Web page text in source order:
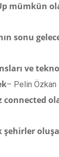
mümkün
sonu
ve
– Pelin Özkan
şehirler